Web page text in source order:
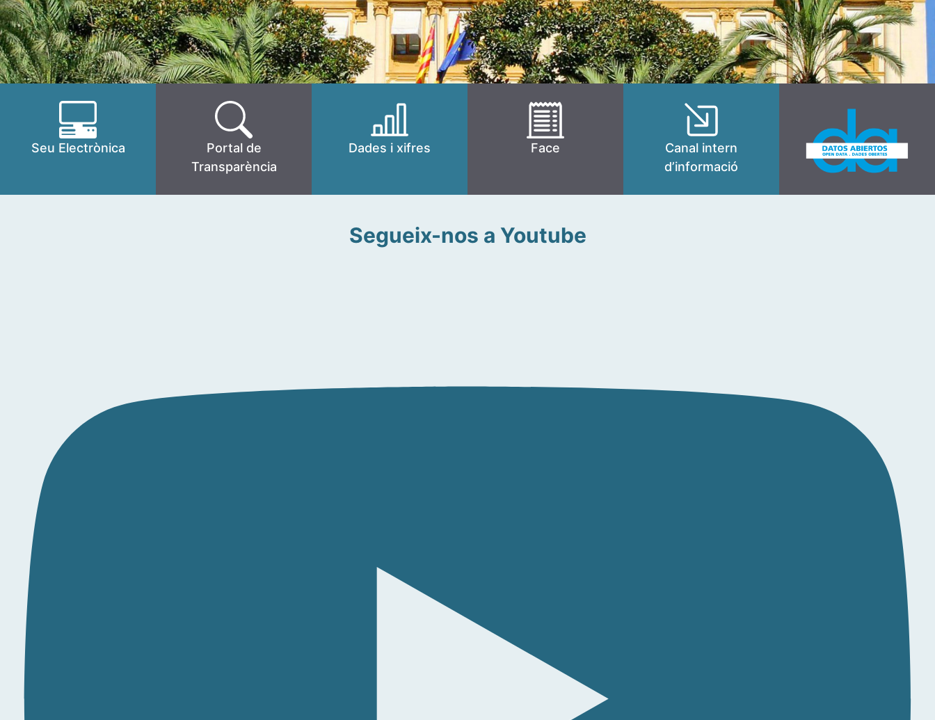
Seu Electrònica
Portal de
Transparència
Dades i xifres Face
Canal intern
d’informació
Segueix-nos a Youtube